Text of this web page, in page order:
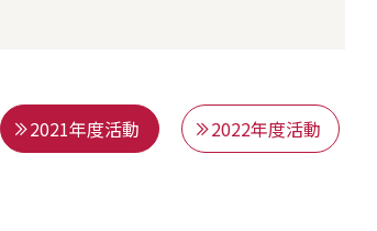
2021年度活動 2022年度活動